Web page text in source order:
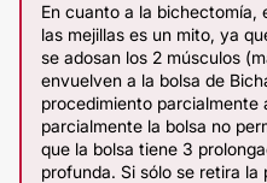
En cuanto a la bichectomía,
las mejillas es un mito, ya
se adosan los 2 músculos
envuelven a la bolsa de
procedimiento parcialmente
parcialmente la bolsa no
que la bolsa tiene 3
profunda. Si sólo se retira